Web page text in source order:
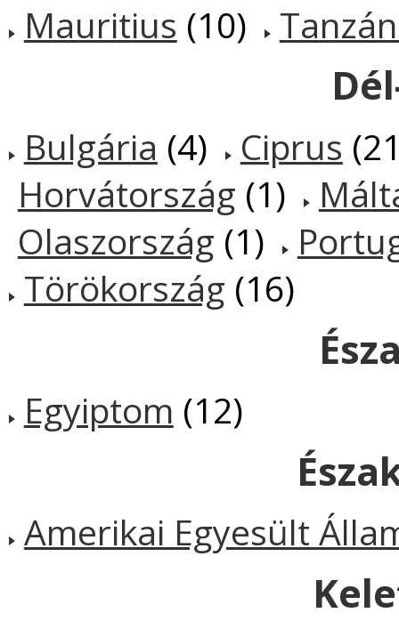
Mauritius (10)
Bulgária (4) Ciprus
Horvátország (1)
Olaszország (1)
Törökország (16)
Egyiptom (12)
Amerikai Egyesült